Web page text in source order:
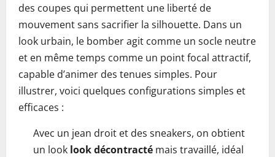
des coupes qui permettent une liberté de
mouvement sans sacrifier la silhouette. Dans un
look urbain, le bomber agit comme un socle neutre
et en même temps comme un point focal attractif,
capable d’animer des tenues simples. Pour
illustrer, voici quelques configurations simples et
efficaces :
Avec un jean droit et des sneakers, on obtient
un look look décontracté mais travaillé, idéal